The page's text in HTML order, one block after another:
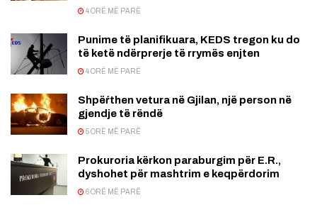
4 ORË MË PARË
Punime të planifikuara, KEDS tregon ku do
të ketë ndërprerje të rrymës enjten
4 ORË MË PARË
Shpëŕthen vetura në Gjilan, një person në
gjendje të rëndë
5 ORË MË PARË
Prokuroria kërkon paraburgim për E.R.,
dyshohet për mashtrim e keqpërdorim
6 ORË MË PARË